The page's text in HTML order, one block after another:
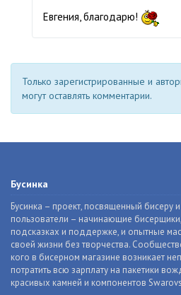
Евгения, благодарю!
Только зарегистрированные и
могут оставлять комментарии.
Бусинка
Бусинка – проект, посвященный
пользователи – начинающие
подсказках и поддержке, и опытные
своей жизни без творчества.
кого в бисерном магазине возникает
потратить всю зарплату на пакетики
красивых камней и компонентов